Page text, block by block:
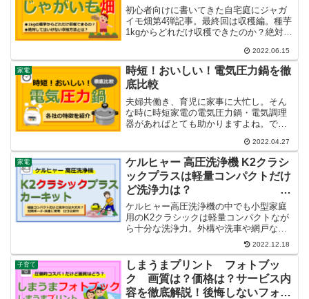
初心者向けに書いてきた自宅庭にジャガ
イモ畑第4弾記事。最終回は収穫編。種芋
1kgからどれだけ収穫できたのか？絶対し
までを優しく解説していきます。コスト
とリターンについても紹介しています。
じゃがいもの栽培は初心者でも簡単にす
ることができ、子どもが手伝いやすい工
程もたくさんあり、中でも収穫作業は大
はしゃぎでした。
2022.06.15
家電
時短！おいしい！電気圧力鍋を徹
底比較
夫婦共働き、育児に家事に大忙し。そん
な時に時短家電の電気圧力鍋・電気調理
器があればとても助かりますよね。でも
いいのかわからない。機能・サイズ・容
量などをまとめました。
2022.04.27
家電
ケルヒャー 高圧洗浄機 K2クラシ
ックプラスは軽量コンパクトだけ
ど洗浄力は？
玄関ポーチ、外構、洗車洗浄 実
演＆クチコミ紹介
ケルヒャー高圧洗浄機の中でも小型家庭
用のK2クラシックは軽量コンパクトなが
ら十分な洗浄力。外構や洗車や網戸など
の洗浄に適したお買い得モデルです。3年
以上使用したユーザーが使用方法と使用
感をレビュー。実際使用した写真も掲
載。
2022.12.18
子育て
しまうまプリント フォトブッ
ク 画質は？価格は？サービス内
容を徹底解説！後悔しないフォト